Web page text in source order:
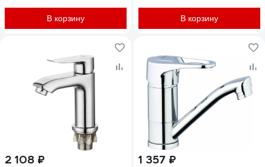
В корзину В корзину
2 108 ₽ 1 357 ₽